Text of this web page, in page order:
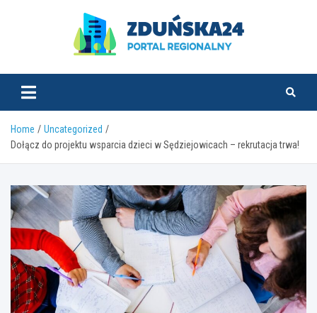
zdunska24.pl
Home
Uncategorized
Dołącz do projektu wsparcia dzieci w Sędziejowicach – rekrutacja trwa!